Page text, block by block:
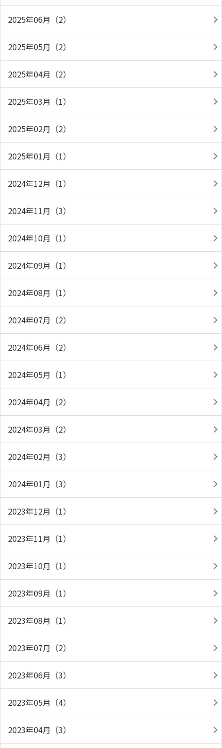
2025年06月（2）
2025年05月（2）
2025年04月（2）
2025年03月（1）
2025年02月（2）
2025年01月（1）
2024年12月（1）
2024年11月（3）
2024年10月（1）
2024年09月（1）
2024年08月（1）
2024年07月（2）
2024年06月（2）
2024年05月（1）
2024年04月（2）
2024年03月（2）
2024年02月（3）
2024年01月（3）
2023年12月（1）
2023年11月（1）
2023年10月（1）
2023年09月（1）
2023年08月（1）
2023年07月（2）
2023年06月（3）
2023年05月（4）
2023年04月（3）